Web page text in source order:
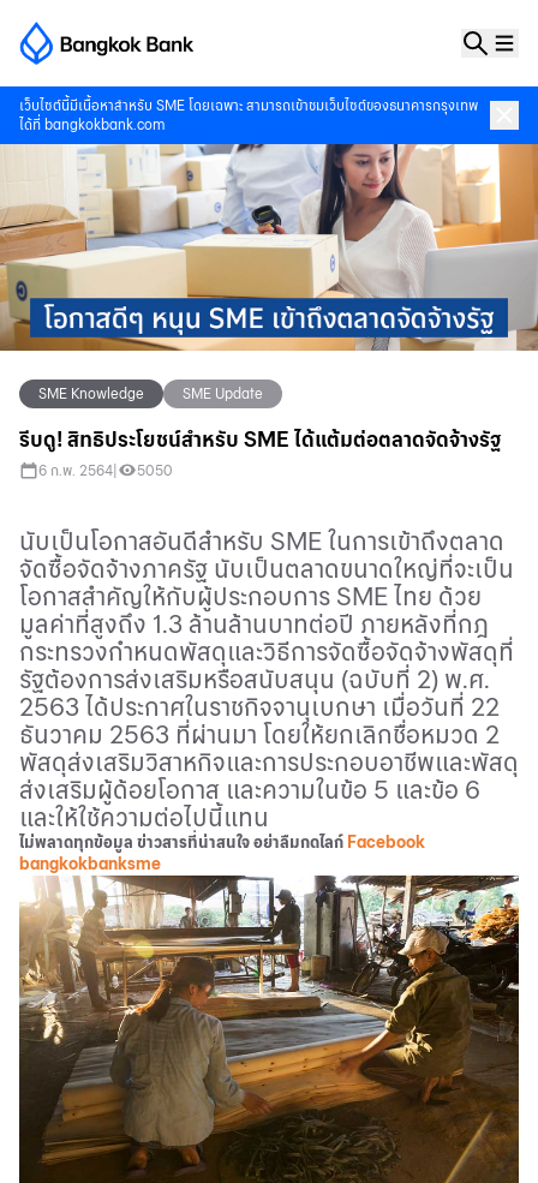
เว็บไซต์นี้มีเนื้อหาสำหรับ SME โดยเฉพาะ สามารถเข้าชมเว็บไซต์ของธนาคารกรุงเทพ
ได้ที่ bangkokbank.com
SME Knowledge SME Update
รีบดู! สิทธิประโยชน์สำหรับ SME ได้แต้มต่อตลาดจัดจ้างรัฐ
6 ก.พ. 2564 5050
นับเป็นโอกาสอันดีสำหรับ SME ในการเข้าถึงตลาด
จัดซื้อจัดจ้างภาครัฐ นับเป็นตลาดขนาดใหญ่ที่จะเป็น
โอกาสสำคัญให้กับผู้ประกอบการ SME ไทย ด้วย
มูลค่าที่สูงถึง 1.3 ล้านล้านบาทต่อปี ภายหลังที่กฎ
กระทรวงกำหนดพัสดุและวิธีการจัดซื้อจัดจ้างพัสดุที่
รัฐต้องการส่งเสริมหรือสนับสนุน (ฉบับที่ 2) พ.ศ.
2563 ได้ประกาศในราชกิจจานุเบกษา เมื่อวันที่ 22
ธันวาคม 2563 ที่ผ่านมา โดยให้ยกเลิกชื่อหมวด 2
พัสดุส่งเสริมวิสาหกิจและการประกอบอาชีพและพัสดุ
ส่งเสริมผู้ด้อยโอกาส และความในข้อ 5 และข้อ 6
และให้ใช้ความต่อไปนี้แทน
ไม่พลาดทุกข้อมูล ข่าวสารที่น่าสนใจ อย่าลืมกดไลก์ Facebook
bangkokbanksme